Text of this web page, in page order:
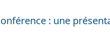
: une